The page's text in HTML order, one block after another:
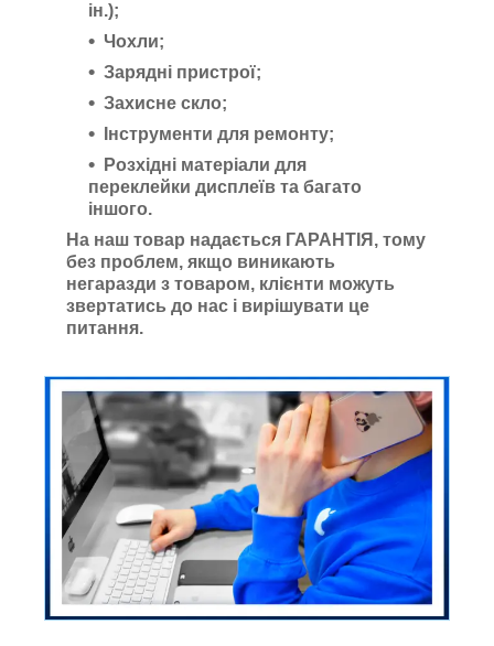
ін.);
Чохли;
Зарядні пристрої;
Захисне скло;
Інструменти для ремонту;
Розхідні матеріали для
переклейки дисплеїв та багато
іншого.
На наш товар надається ГАРАНТІЯ, тому
без проблем, якщо виникають
негаразди з товаром, клієнти можуть
звертатись до нас і вирішувати це
питання.